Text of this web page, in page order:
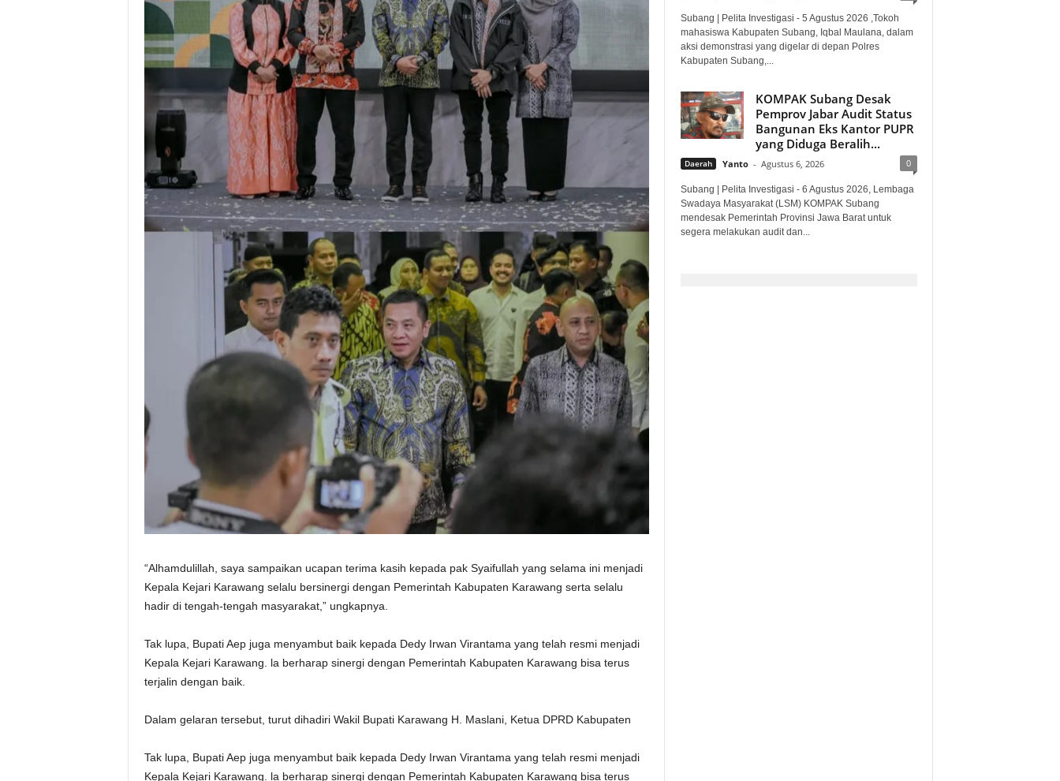
“Alhamdulillah, saya sampaikan ucapan terima kasih kepada pak Syaifullah yang selama ini menjadi
Kepala Kejari Karawang selalu bersinergi dengan Pemerintah Kabupaten Karawang serta selalu
hadir di tengah-tengah masyarakat,” ungkapnya.
Tak lupa, Bupati Aep juga menyambut baik kepada Dedy Irwan Virantama yang telah resmi menjadi
Kepala Kejari Karawang. la berharap sinergi dengan Pemerintah Kabupaten Karawang bisa terus
terjalin dengan baik.
Dalam gelaran tersebut, turut dihadiri Wakil Bupati Karawang H. Maslani, Ketua DPRD Kabupaten
Tak lupa, Bupati Aep juga menyambut baik kepada Dedy Irwan Virantama yang telah resmi menjadi
Kepala Kejari Karawang. la berharap sinergi dengan Pemerintah Kabupaten Karawang bisa terus
Subang | Pelita Investigasi - 5 Agustus 2026 ,Tokoh
mahasiswa Kabupaten Subang, Iqbal Maulana, dalam
aksi demonstrasi yang digelar di depan Polres
Kabupaten Subang,...
KOMPAK Subang Desak
Pemprov Jabar Audit Status
Bangunan Eks Kantor PUPR
yang Diduga Beralih...
Daerah Yanto - Agustus 6, 2026 0
Subang | Pelita Investigasi - 6 Agustus 2026, Lembaga
Swadaya Masyarakat (LSM) KOMPAK Subang
mendesak Pemerintah Provinsi Jawa Barat untuk
segera melakukan audit dan...